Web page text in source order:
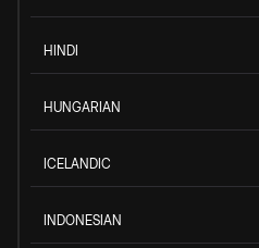
HINDI
HUNGARIAN
ICELANDIC
INDONESIAN